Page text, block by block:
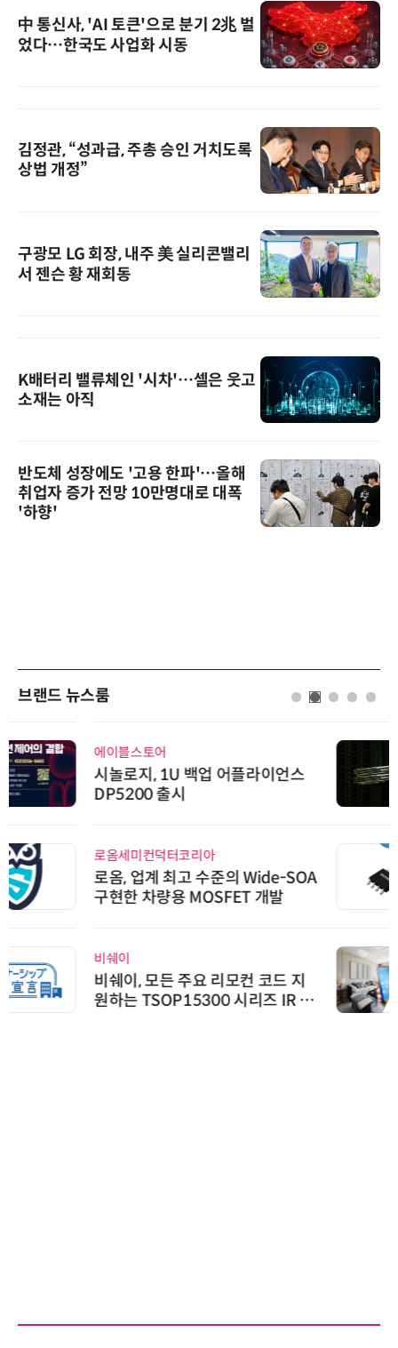
中 통신사, 'AI 토큰'으로 분기 2兆 벌
었다…한국도 사업화 시동
김정관, “성과급, 주총 승인 거치도록
상법 개정”
구광모 LG 회장, 내주 美 실리콘밸리
서 젠슨 황 재회동
K배터리 밸류체인 '시차'…셀은 웃고
소재는 아직
반도체 성장에도 '고용 한파'…올해
취업자 증가 전망 10만명대로 대폭
'하향'
브랜드 뉴스룸
에이블스토어
시놀로지, 1U 백업 어플라이언스
DP5200 출시
로옴세미컨덕터코리아
로옴, 업계 최고 수준의 Wide-SOA
구현한 차량용 MOSFET 개발
비쉐이, 모든 주요 리모컨 코드 지
원하는 TSOP15300 시리즈 IR 수
신기 출시